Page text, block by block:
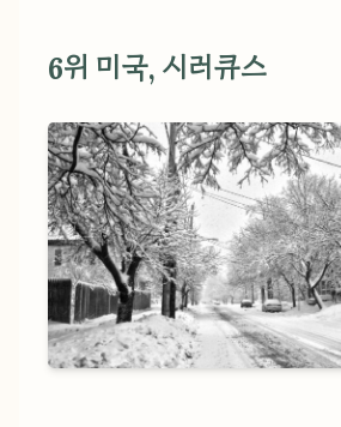
6위 미국, 시러큐스